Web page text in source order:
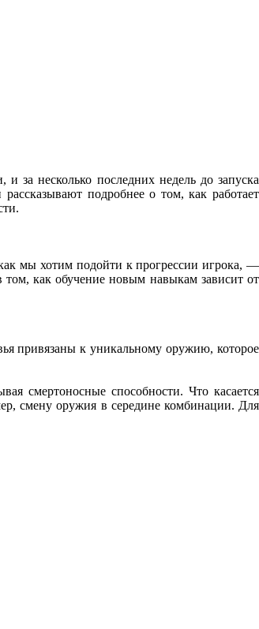
за несколько последних недель до запуска
подробнее о том, как работает
мы хотим подойти к прогрессии игрока, —
как обучение новым навыкам зависит от
привязаны к уникальному оружию, которое
смертоносные способности. Что касается
смену оружия в середине комбинации. Для